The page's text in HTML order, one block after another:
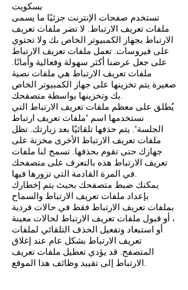
بسكويت
تستخدم صفحات الإنترنت جزئيًا ما يسمى
ملفات تعريف الارتباط. لا تضر ملفات تعريف
الارتباط بجهاز الكمبيوتر الخاص بك ولا تحتوي
على فيروسات. تعمل ملفات تعريف الارتباط
على جعل عرضنا أكثر سهولة وفعالية وأمانًا.
ملفات تعريف الارتباط هي ملفات نصية
صغيرة يتم تخزينها على جهاز الكمبيوتر الخاص
بك وتخزينها بواسطة متصفحك.
يُطلق على معظم ملفات تعريف الارتباط التي
نستخدمها اسم "ملفات تعريف ارتباط
الجلسة". يتم حذفها تلقائيًا بعد زيارتك. تظل
ملفات تعريف الارتباط الأخرى مخزنة على
جهازك حتى تقوم بحذفها. تسمح لنا ملفات
تعريف الارتباط هذه بالتعرف على متصفحك
في المرة القادمة التي تزورها فيها.
يمكنك ضبط متصفحك بحيث يتم إخطارك
بإعداد ملفات تعريف الارتباط والسماح
بملفات تعريف الارتباط فقط في حالات فردية
، أو قبول ملفات تعريف الارتباط لحالات معينة
أو استبعاد وتفعيل الحذف التلقائي لملفات
تعريف الارتباط بشكل عام عند إغلاق
المتصفح. قد يؤدي تعطيل ملفات تعريف
الارتباط إلى تقييد وظائف هذا الموقع.